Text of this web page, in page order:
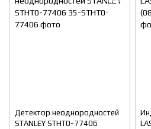
Детектор неоднородностей
STANLEY STHT0-77406